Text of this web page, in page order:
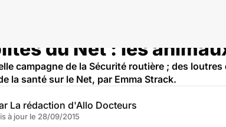
du Net : les
campagne de la Sécurité routière ; des
la santé sur le Net, par Emma Strack.
La rédaction d'Allo Docteurs
à jour le 28/09/2015